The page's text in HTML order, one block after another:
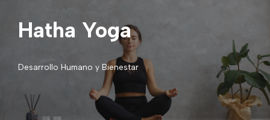
Hatha Yoga
Desarrollo Humano y Bienestar